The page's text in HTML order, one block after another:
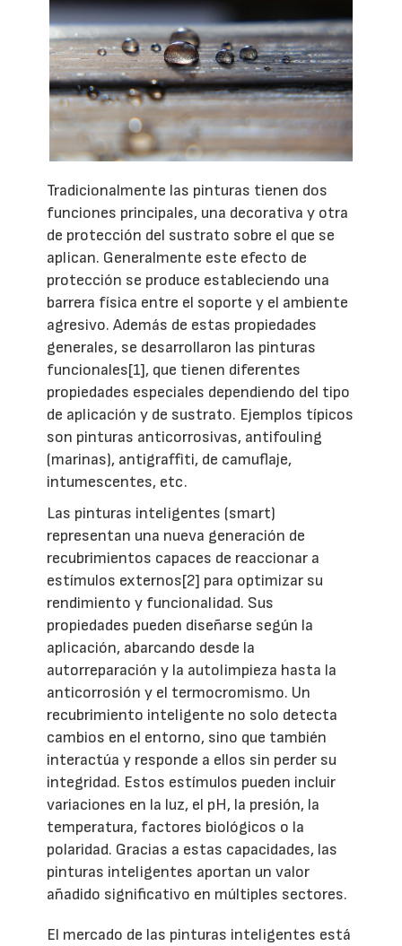
Tradicionalmente las pinturas tienen dos
funciones principales, una decorativa y otra
de protección del sustrato sobre el que se
aplican. Generalmente este efecto de
protección se produce estableciendo una
barrera física entre el soporte y el ambiente
agresivo. Además de estas propiedades
generales, se desarrollaron las pinturas
funcionales[1], que tienen diferentes
propiedades especiales dependiendo del tipo
de aplicación y de sustrato. Ejemplos típicos
son pinturas anticorrosivas, antifouling
(marinas), antigraffiti, de camuflaje,
intumescentes, etc.
Las pinturas inteligentes (smart)
representan una nueva generación de
recubrimientos capaces de reaccionar a
estímulos externos[2] para optimizar su
rendimiento y funcionalidad. Sus
propiedades pueden diseñarse según la
aplicación, abarcando desde la
autorreparación y la autolimpieza hasta la
anticorrosión y el termocromismo. Un
recubrimiento inteligente no solo detecta
cambios en el entorno, sino que también
interactúa y responde a ellos sin perder su
integridad. Estos estímulos pueden incluir
variaciones en la luz, el pH, la presión, la
temperatura, factores biológicos o la
polaridad. Gracias a estas capacidades, las
pinturas inteligentes aportan un valor
añadido significativo en múltiples sectores.
El mercado de las pinturas inteligentes está